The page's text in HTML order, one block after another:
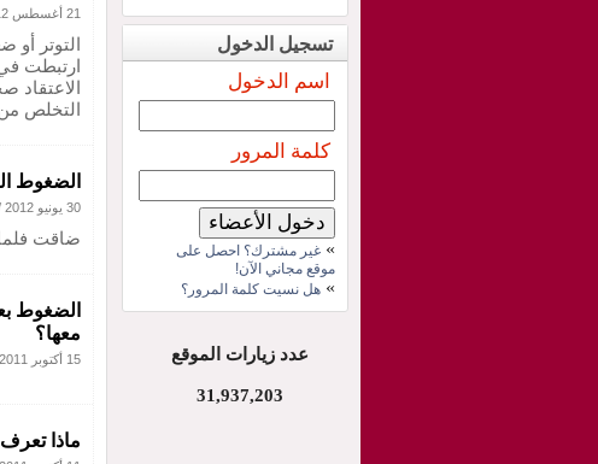
21 أغسطس 2012
التوتر أو
ارتبطت في
الاعتقاد
التخلص
الضغوط
30 يونيو 2012
ضاقت
الضغوط
معها؟
15 أكتوبر 2011
ماذا
تسجيل الدخول
اسم الدخول
كلمة المرور
» غير مشترك؟ احصل على
موقع مجاني الآن!
» هل نسيت كلمة المرور؟
عدد زيارات الموقع
31,937,203